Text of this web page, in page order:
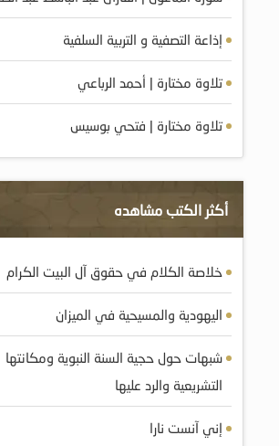
إذاعة التصفية و التربية السلفية
تلاوة مختارة | أحمد الرباعي
تلاوة مختارة | فتحي بوسيس
أكثر الكتب مشاهده
خلاصة الكلام في حقوق آل البيت الكرام
اليهودية والمسيحية في الميزان
شبهات حول حجية السنة النبوية ومکانتها
التشريعية والرد عليها
إني آنست نارا